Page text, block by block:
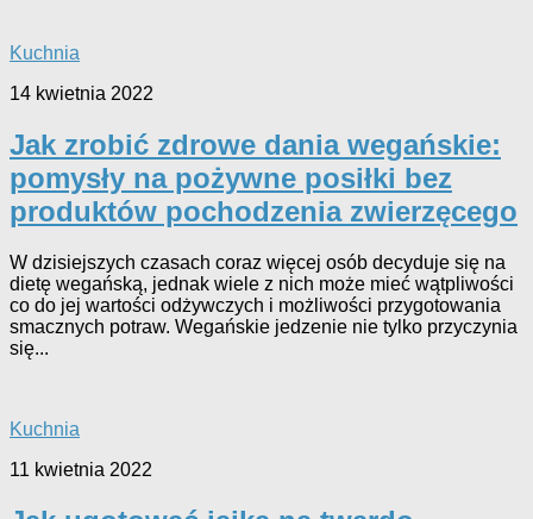
Kuchnia
14 kwietnia 2022
Jak zrobić zdrowe dania wegańskie:
pomysły na pożywne posiłki bez
produktów pochodzenia zwierzęcego
W dzisiejszych czasach coraz więcej osób decyduje się na
dietę wegańską, jednak wiele z nich może mieć wątpliwości
co do jej wartości odżywczych i możliwości przygotowania
smacznych potraw. Wegańskie jedzenie nie tylko przyczynia
się...
Kuchnia
11 kwietnia 2022